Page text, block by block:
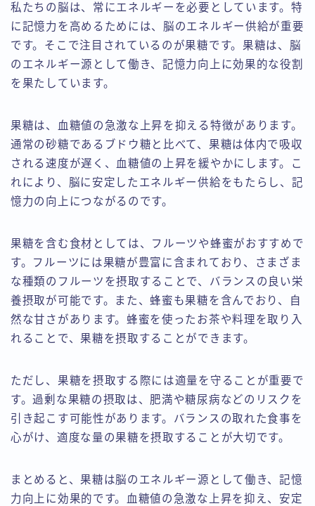
私たちの脳は、常にエネルギーを必要としています。特
に記憶力を高めるためには、脳のエネルギー供給が重要
です。そこで注目されているのが果糖です。果糖は、脳
のエネルギー源として働き、記憶力向上に効果的な役割
を果たしています。
果糖は、血糖値の急激な上昇を抑える特徴があります。
通常の砂糖であるブドウ糖と比べて、果糖は体内で吸収
される速度が遅く、血糖値の上昇を緩やかにします。こ
れにより、脳に安定したエネルギー供給をもたらし、記
憶力の向上につながるのです。
果糖を含む食材としては、フルーツや蜂蜜がおすすめで
す。フルーツには果糖が豊富に含まれており、さまざま
な種類のフルーツを摂取することで、バランスの良い栄
養摂取が可能です。また、蜂蜜も果糖を含んでおり、自
然な甘さがあります。蜂蜜を使ったお茶や料理を取り入
れることで、果糖を摂取することができます。
ただし、果糖を摂取する際には適量を守ることが重要で
す。過剰な果糖の摂取は、肥満や糖尿病などのリスクを
引き起こす可能性があります。バランスの取れた食事を
心がけ、適度な量の果糖を摂取することが大切です。
まとめると、果糖は脳のエネルギー源として働き、記憶
力向上に効果的です。血糖値の急激な上昇を抑え、安定